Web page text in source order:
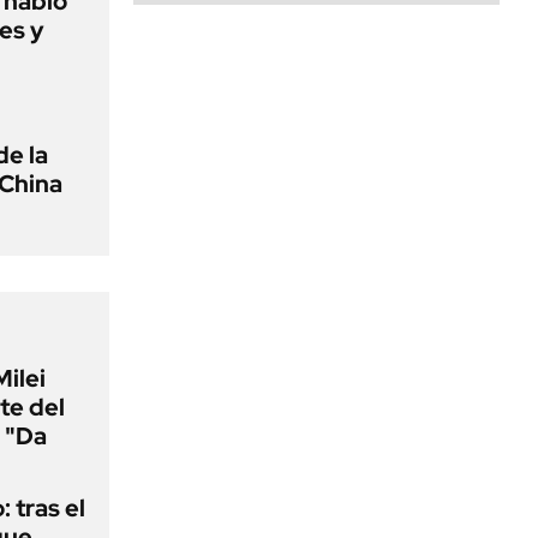
y
la
del
tras el